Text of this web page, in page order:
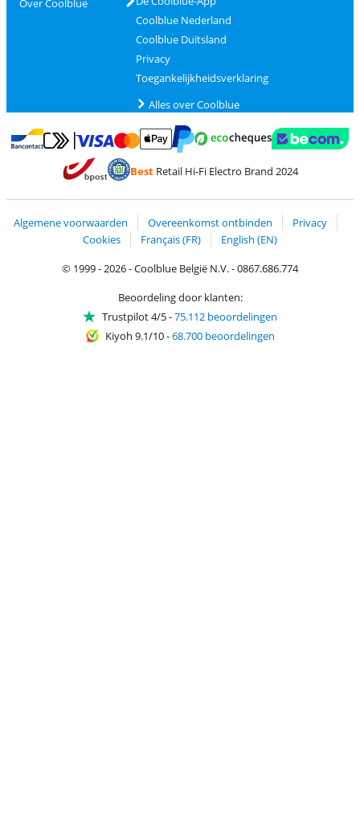
Coolblue Nederland
Coolblue Duitsland
Privacy
Toegankelijkheidsverklaring
Alles over Coolblue
Betalen met Bancontact
Betalen met MasterCard en Visa via ClickToPay
Betalen met PayPal
BestRetail Hi-Fi Electro Brand 2024
Algemene voorwaarden Overeenkomst ontbinden
Privacy
Cookies
Français (FR)
English (EN)
© 1999 - 2026 - Coolblue België N.V. - 0867.686.774
Beoordeling door klanten:
Trustpilot 4/5-75.112 beoordelingen
Kiyoh 9.1/10-68.700 beoordelingen